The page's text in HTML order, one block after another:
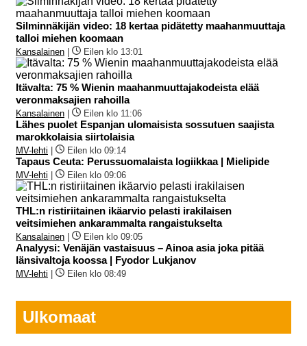
Silminnäkijän video: 18 kertaa pidätetty maahanmuuttaja
talloi miehen koomaan
Kansalainen Eilen klo 13:01
Itävalta: 75 % Wienin maahanmuuttajakodeista elää
veronmaksajien rahoilla
Kansalainen Eilen klo 11:06
Lähes puolet Espanjan ulomaisista sossutuen saajista
marokkolaisia siirtolaisia
MV-lehti Eilen klo 09:14
Tapaus Ceuta: Perussuomalaista logiikkaa | Mielipide
MV-lehti Eilen klo 09:06
THL:n ristiriitainen ikäarvio pelasti irakilaisen
veitsimiehen ankarammalta rangaistukselta
Kansalainen Eilen klo 09:05
Analyysi: Venäjän vastaisuus – Ainoa asia joka pitää
länsivaltoja koossa | Fyodor Lukjanov
MV-lehti Eilen klo 08:49
Ulkomaat